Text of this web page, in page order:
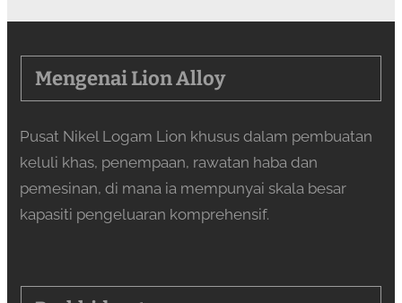
Mengenai Lion Alloy
Pusat Nikel Logam Lion khusus dalam pembuatan
keluli khas, penempaan, rawatan haba dan
pemesinan, di mana ia mempunyai skala besar
kapasiti pengeluaran komprehensif.